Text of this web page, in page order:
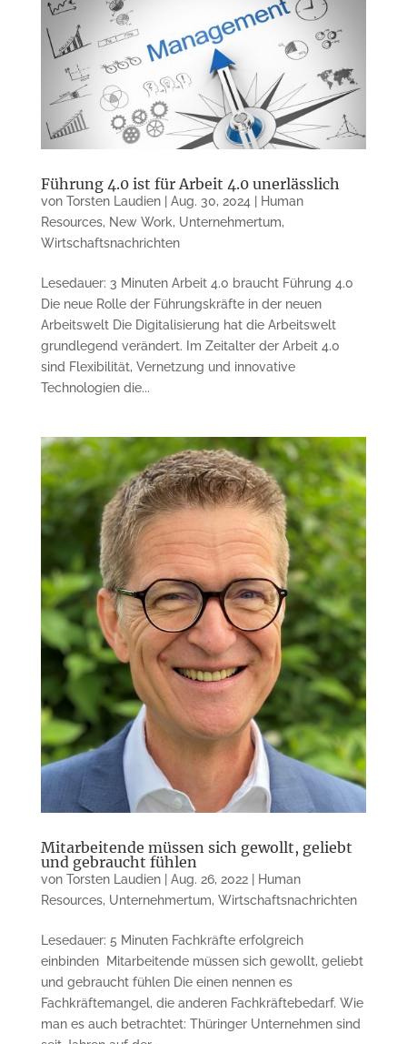
Führung 4.0 ist für Arbeit 4.0 unerlässlich
von Torsten Laudien| Aug. 30, 2024|
Human
Resources, New Work, Unternehmertum,
Wirtschaftsnachrichten
Lesedauer: 3 Minuten Arbeit 4.0 braucht Führung 4.0
Die neue Rolle der Führungskräfte in der neuen
Arbeitswelt Die Digitalisierung hat die Arbeitswelt
grundlegend verändert. Im Zeitalter der Arbeit 4.0
sind Flexibilität, Vernetzung und innovative
Technologien die...
Mitarbeitende müssen sich gewollt, geliebt
und gebraucht fühlen
von Torsten Laudien| Aug. 26, 2022|
Human
Resources, Unternehmertum, Wirtschaftsnachrichten
Lesedauer: 5 Minuten Fachkräfte erfolgreich
einbinden Mitarbeitende müssen sich gewollt, geliebt
und gebraucht fühlen Die einen nennen es
Fachkräftemangel, die anderen Fachkräftebedarf. Wie
man es auch betrachtet: Thüringer Unter­nehmen sind